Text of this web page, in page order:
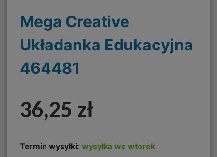
Mega Creative
Układanka Edukacyjna
464481
36,25 zł
Termin wysyłki: wysyłka we wtorek